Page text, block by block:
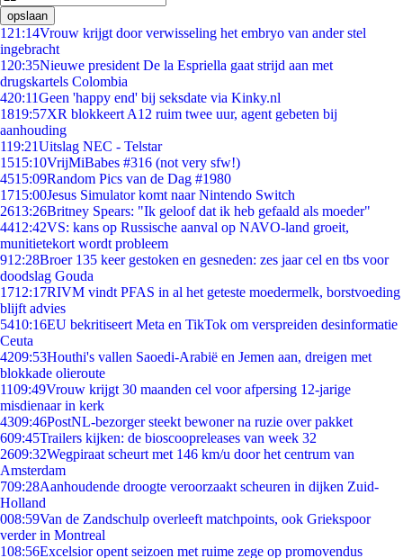
opslaan
1 21:14Vrouw krijgt door verwisseling het embryo van ander stel
ingebracht
1 20:35Nieuwe president De la Espriella gaat strijd aan met
drugskartels Colombia
420:11Geen 'happy end' bij seksdate via Kinky.nl
1819:57XR blokkeert A12 ruim twee uur, agent gebeten bij
aanhouding
119:21Uitslag NEC - Telstar
1515:10VrijMiBabes #316 (not very sfw!)
4515:09Random Pics van de Dag #1980
1715:00Jesus Simulator komt naar Nintendo Switch
2613:26Britney Spears: "Ik geloof dat ik heb gefaald als moeder"
4412:42VS: kans op Russische aanval op NAVO-land groeit,
munitietekort wordt probleem
912:28Broer 135 keer gestoken en gesneden: zes jaar cel en tbs voor
doodslag Gouda
1712:17RIVM vindt PFAS in al het geteste moedermelk, borstvoeding
blijft advies
5410:16EU bekritiseert Meta en TikTok om verspreiden desinformatie
Ceuta
4209:53Houthi's vallen Saoedi-Arabië en Jemen aan, dreigen met
blokkade olieroute
1109:49Vrouw krijgt 30 maanden cel voor afpersing 12-jarige
misdienaar in kerk
4309:46PostNL-bezorger steekt bewoner na ruzie over pakket
609:45Trailers kijken: de bioscoopreleases van week 32
2609:32Wegpiraat scheurt met 146 km/u door het centrum van
Amsterdam
709:28Aanhoudende droogte veroorzaakt scheuren in dijken Zuid-
Holland
008:59Van de Zandschulp overleeft matchpoints, ook Griekspoor
verder in Montreal
108:56Excelsior opent seizoen met ruime zege op promovendus